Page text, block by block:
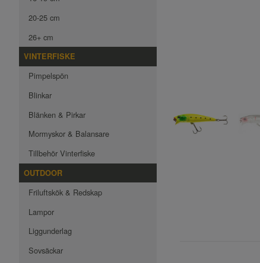
20-25 cm
26+ cm
VINTERFISKE
Pimpelspön
Blinkar
Blänken & Pirkar
Mormyskor & Balansare
Tillbehör Vinterfiske
OUTDOOR
Friluftskök & Redskap
Lampor
Liggunderlag
Sovsäckar